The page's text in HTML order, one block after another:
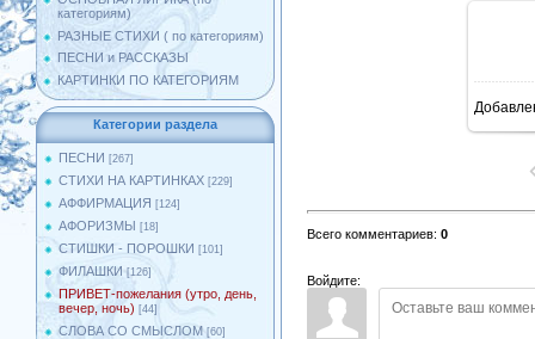
категориям)
РАЗНЫЕ СТИХИ ( по категориям)
ПЕСНИ и РАССКАЗЫ
КАРТИНКИ ПО КАТЕГОРИЯМ
Категории раздела
ПЕСНИ [267]
СТИХИ НА КАРТИНКАХ [229]
АФФИРМАЦИЯ [124]
АФОРИЗМЫ [18]
СТИШКИ - ПОРОШКИ [101]
ФИЛАШКИ [126]
ПРИВЕТ-пожелания (утро, день,
вечер, ночь) [44]
СЛОВА СО СМЫСЛОМ [60]
Всего комментариев: 0
Войдите: